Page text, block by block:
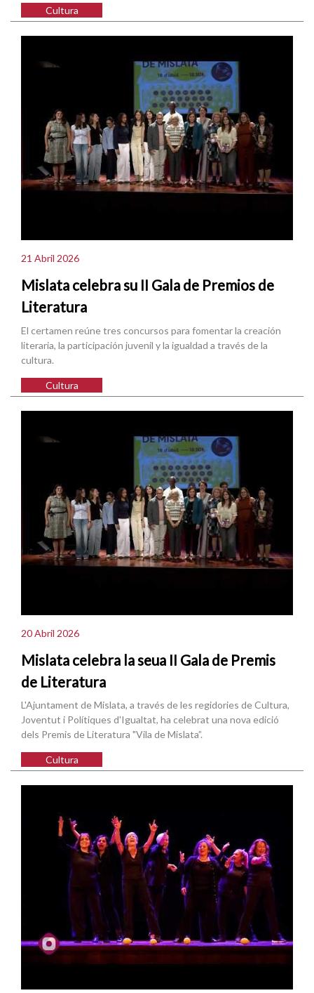
Cultura
21 Abril 2026
Mislata celebra su II Gala de Premios de
Literatura
El certamen reúne tres concursos para fomentar la creación
literaria, la participación juvenil y la igualdad a través de la
cultura.
Cultura
20 Abril 2026
Mislata celebra la seua II Gala de Premis
de Literatura
L'Ajuntament de Mislata, a través de les regidories de Cultura,
Joventut i Polítiques d'Igualtat, ha celebrat una nova edició
dels Premis de Literatura "Vila de Mislata”.
Cultura